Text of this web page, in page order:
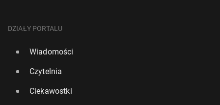
DZIAŁY PORTALU
Wiadomości
Czytelnia
Ciekawostki